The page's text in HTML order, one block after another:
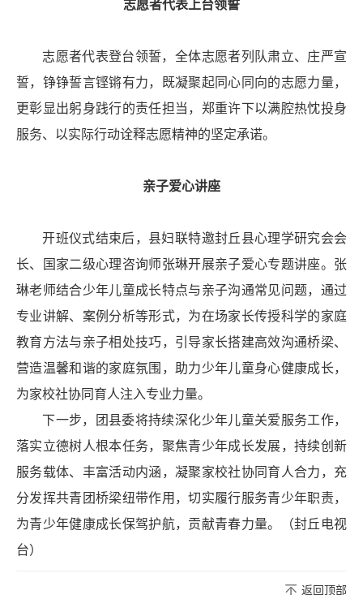
志愿者代表上台领誓
志愿者代表登台领誓，全体志愿者列队肃立、庄严宣
誓，铮铮誓言铿锵有力，既凝聚起同心同向的志愿力量，
更彰显出躬身践行的责任担当，郑重许下以满腔热忱投身
服务、以实际行动诠释志愿精神的坚定承诺。
亲子爱心讲座
开班仪式结束后，县妇联特邀封丘县心理学研究会会
长、国家二级心理咨询师张琳开展亲子爱心专题讲座。张
琳老师结合少年儿童成长特点与亲子沟通常见问题，通过
专业讲解、案例分析等形式，为在场家长传授科学的家庭
教育方法与亲子相处技巧，引导家长搭建高效沟通桥梁、
营造温馨和谐的家庭氛围，助力少年儿童身心健康成长，
为家校社协同育人注入专业力量。
下一步，团县委将持续深化少年儿童关爱服务工作，
落实立德树人根本任务，聚焦青少年成长发展，持续创新
服务载体、丰富活动内涵，凝聚家校社协同育人合力，充
分发挥共青团桥梁纽带作用，切实履行服务青少年职责，
为青少年健康成长保驾护航，贡献青春力量。（封丘电视
台）
返回顶部